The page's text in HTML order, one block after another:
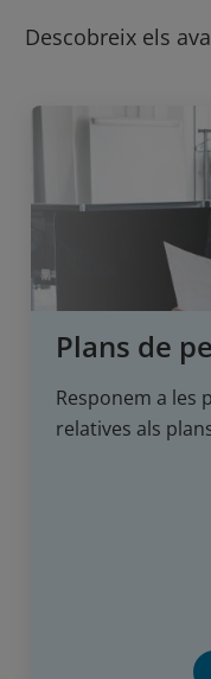
Descobreix els
Plans de
Responem a les
relatives als